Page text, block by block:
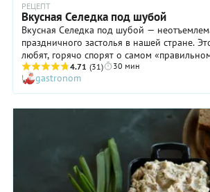
РЕЦЕПТ
Вкусная Селедка под шубой
Вкусная Селедка под шубой —
праздничного застолья в нашей стране.
любят, горячо спорят о самом
приготовления, изобретают оригинальные
или собственные вариации на тему. Вот и
немного пофантазировать! Почему бы,
добавить в селедку под шубой слой
соком? Получается, изысканно,
Яблоки прекрасно сочетаются с
яйцами, а также немного приглушают
нарезанного репчатого лука. Попробуйте!
4.71 (31) 30 мин
gastronom